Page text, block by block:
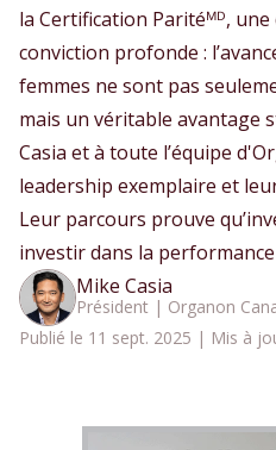
la Certification Paritéᴹᴰ,
conviction profonde :
femmes ne sont pas
mais un véritable avantage
Casia et à toute l’équipe
leadership exemplaire et
Leur parcours prouve
investir dans la
Mike Casia
Président | Organon
Publié le 11 sept. 2025 | Mis à